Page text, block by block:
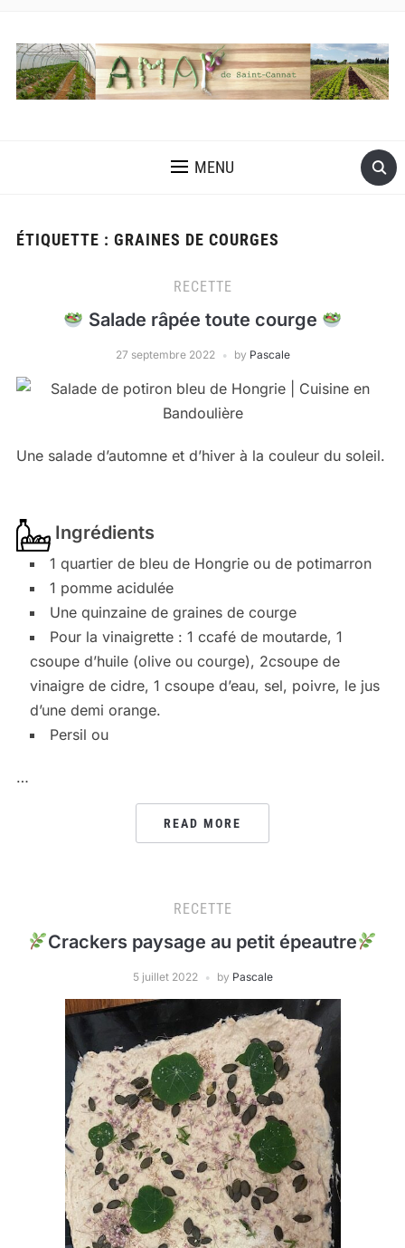
MENU
ÉTIQUETTE : GRAINES DE COURGES
RECETTE
Salade râpée toute courge
27 septembre 2022 by Pascale
Une salade d’automne et d’hiver à la couleur du soleil.
Ingrédients
1 quartier de bleu de Hongrie ou de potimarron
1 pomme acidulée
Une quinzaine de graines de courge
Pour la vinaigrette : 1 ccafé de moutarde, 1
csoupe d’huile (olive ou courge), 2csoupe de
vinaigre de cidre, 1 csoupe d’eau, sel, poivre, le jus
d’une demi orange.
Persil ou
…
READ MORE
RECETTE
Crackers paysage au petit épeautre
5 juillet 2022 by Pascale